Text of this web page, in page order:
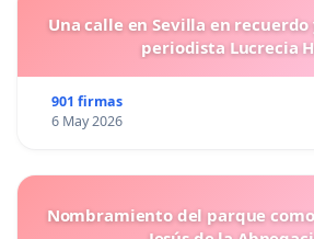
Una calle en Sevilla en
periodista Lucrecia
901 firmas
6 May 2026
Nombramiento del parque